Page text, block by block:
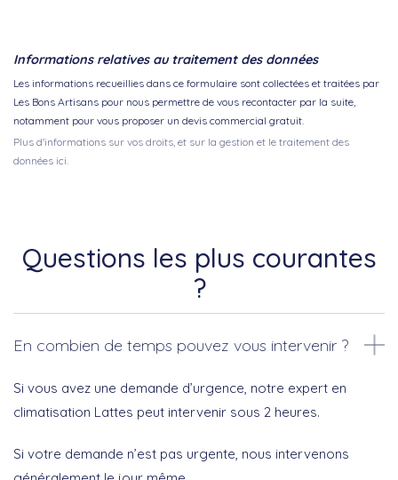
Informations relatives au traitement des données
Les informations recueillies dans ce formulaire sont collectées et traitées par
Les Bons Artisans pour nous permettre de vous recontacter par la suite,
notamment pour vous proposer un devis commercial gratuit.
Plus d'informations sur vos droits, et sur la gestion et le traitement des
données ici.
Questions les plus courantes
?
En combien de temps pouvez vous intervenir ?
Si vous avez une demande d’urgence, notre expert en
climatisation Lattes peut intervenir sous 2 heures.
Si votre demande n’est pas urgente, nous intervenons